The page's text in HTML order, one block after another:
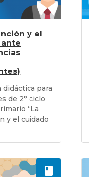
y el
didáctica para
de 2° ciclo
“La
y el cuidado